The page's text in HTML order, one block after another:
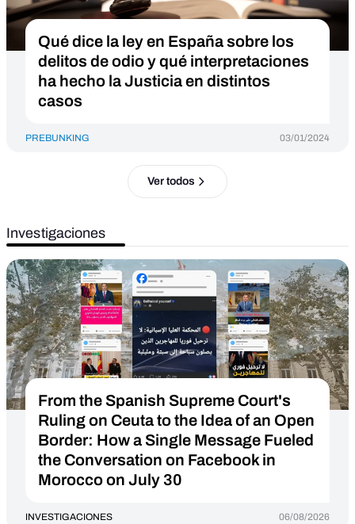
Qué dice la ley en España sobre los
delitos de odio y qué interpretaciones
ha hecho la Justicia en distintos
casos
PREBUNKING 03/01/2024
Ver todos
Investigaciones
From the Spanish Supreme Court's
Ruling on Ceuta to the Idea of an Open
Border: How a Single Message Fueled
the Conversation on Facebook in
Morocco on July 30
INVESTIGACIONES 06/08/2026